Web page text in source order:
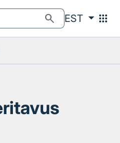
search EST apps